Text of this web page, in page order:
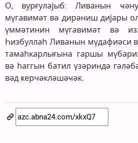
О, вурғулајыб: Ливанын
мүгавимәт вә дирәниш дијары
үммәтинин мүгавимәт вә
Һизбуллаһ Ливанын мүдафиәси
тамаһкарлығына гаршы
вә һаггын батил үзәриндә
вәд ҝерчәкләшәҹәк.